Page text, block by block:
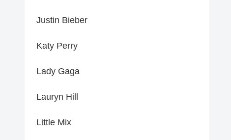
Justin Bieber
Katy Perry
Lady Gaga
Lauryn Hill
Little Mix